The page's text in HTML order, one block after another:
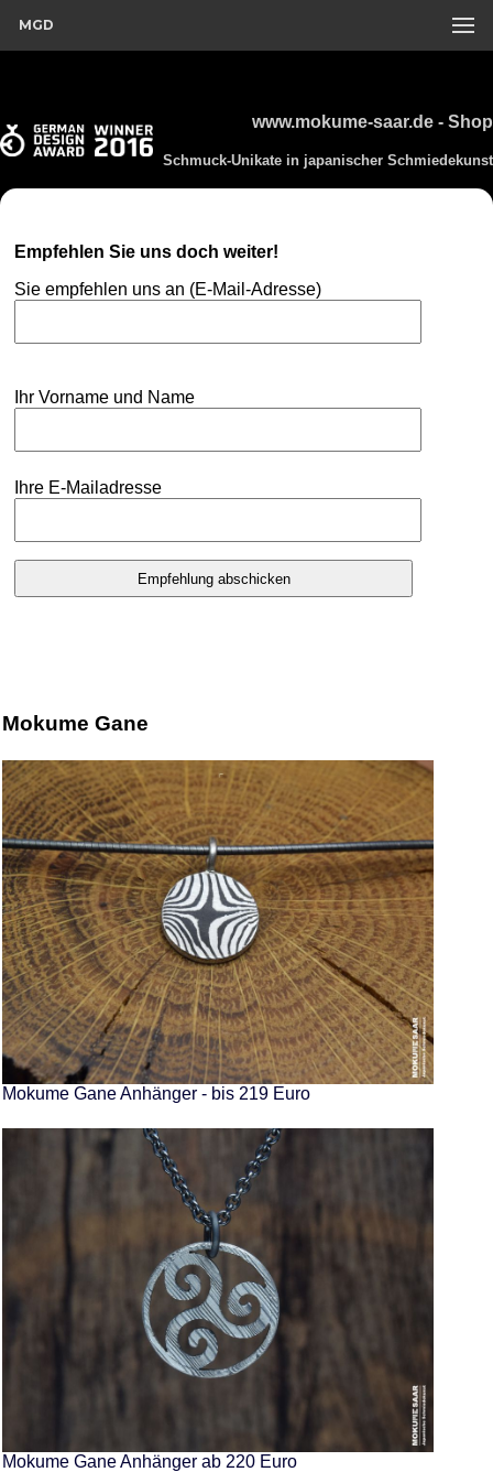
MGD
www.mokume-saar.de - Shop
Schmuck-Unikate in japanischer Schmiedekunst
Empfehlen Sie uns doch weiter!
Sie empfehlen uns an (E-Mail-Adresse)
Ihr Vorname und Name
Ihre E-Mailadresse
Mokume Gane
Mokume Gane Anhänger - bis 219 Euro
Mokume Gane Anhänger ab 220 Euro